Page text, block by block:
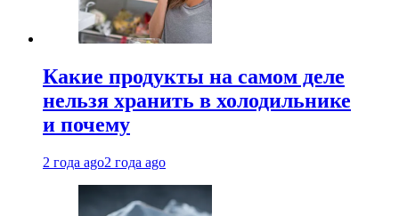
Какие продукты на самом деле
нельзя хранить в холодильнике
и почему
2 года ago2 года ago